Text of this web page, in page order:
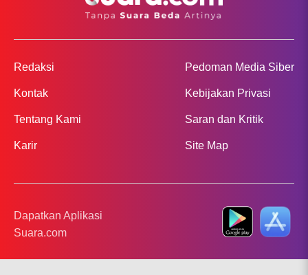
Redaksi
Kontak
Tentang Kami
Karir
Pedoman Media Siber
Kebijakan Privasi
Saran dan Kritik
Site Map
Dapatkan Aplikasi
Suara.com